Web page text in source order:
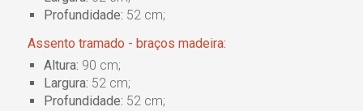
Profundidade: 52 cm;
Assento tramado - braços madeira:
Altura: 90 cm;
Largura: 52 cm;
Profundidade: 52 cm;